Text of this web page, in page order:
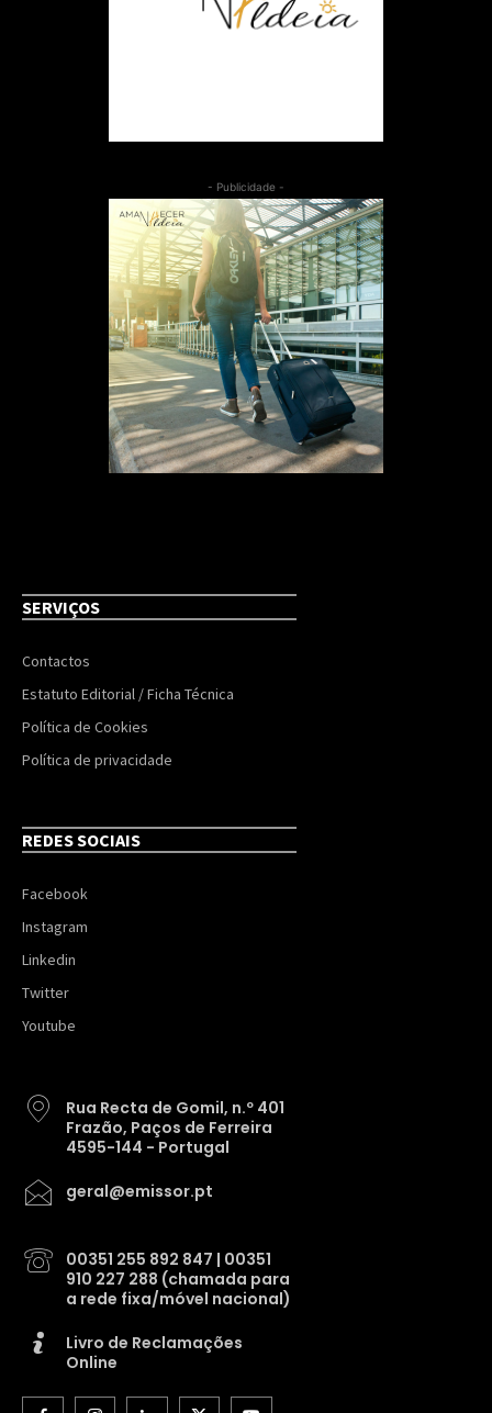
- Publicidade -
SERVIÇOS
Contactos
Estatuto Editorial / Ficha Técnica
Política de Cookies
Política de privacidade
REDES SOCIAIS
Facebook
Instagram
Linkedin
Twitter
Youtube
Rua Recta de Gomil, n.º 401
Frazão, Paços de Ferreira
4595-144 - Portugal
geral@emissor.pt
00351 255 892 847 | 00351
910 227 288 (chamada para
a rede fixa/móvel nacional)
Livro de Reclamações
Online